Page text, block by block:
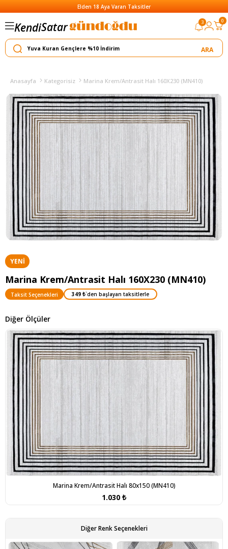
Elden 18 Aya Varan Taksitler
Kendi
Satar
Yapar
3 0
Anasayfa Kategorisiz Marina Krem/Antrasit Halı 160X230 (MN410)
YENI
ÜRÜN
Marina Krem/Antrasit Halı 160X230 (MN410)
Taksit Seçenekleri 349 ₺`den başlayan taksitlerle
Diğer Ölçüler
Marina Krem/Antrasit Halı 80x150 (MN410)
1.030 ₺
Diğer Renk Seçenekleri